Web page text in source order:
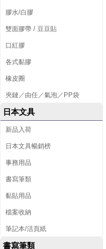
膠水/白膠
雙面膠帶 / 豆豆貼
口紅膠
各式黏膠
橡皮圈
夾鏈／由任／氣泡／PP袋
日本文具
新品入荷
日本文具暢銷榜
事務用品
書寫筆類
黏貼用品
檔案收納
筆記本/活頁紙
書寫筆類